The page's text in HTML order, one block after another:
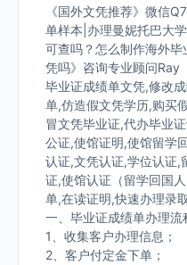
《国外文凭推荐》微信
单样本|办理曼妮托巴大
可查吗？怎么制作海外
凭吗》咨询专业顾问
毕业证成绩单文凭,修改
单,仿造假文凭学历,购买
冒文凭毕业证,代办毕业
公证,使馆证明,使馆留学
认证,文凭认证,学位认证,
证,使馆认证（留学回国
单,在读证明,快速办理录
一、毕业证成绩单办理流
1、收集客户办理信息；
2、客户付定金下单；